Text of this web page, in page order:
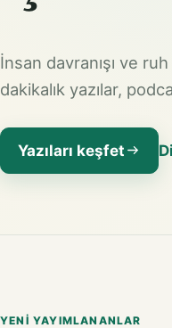
İnsan davranışı ve
dakikalık yazılar,
Yazıları keşfet
YENI YAYIMLANANLAR